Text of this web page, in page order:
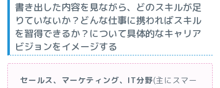
書き出した内容を見ながら、どのスキルが足
りていないか？どんな仕事に携わればスキル
を習得できるか？について具体的なキャリア
ビジョンをイメージする
セールス、マーケティング、IT分野(主にスマー